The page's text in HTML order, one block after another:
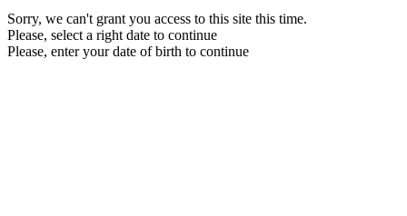
Sorry, we can't grant you access to this site this time.
Please, select a right date to continue
Please, enter your date of birth to continue